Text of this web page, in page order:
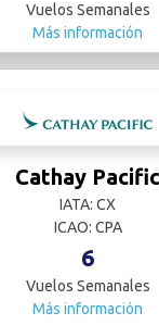
Vuelos Semanales
Más información
Cathay Pacific
IATA: CX
ICAO: CPA
6
Vuelos Semanales
Más información